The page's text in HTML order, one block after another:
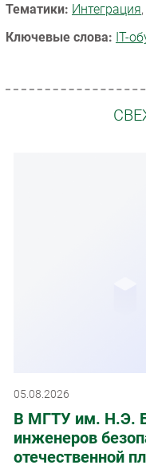
Тематики: Интеграция,
Ключевые слова: IT-
05.08.2026
В МГТУ им. Н.Э.
инженеров
отечественной